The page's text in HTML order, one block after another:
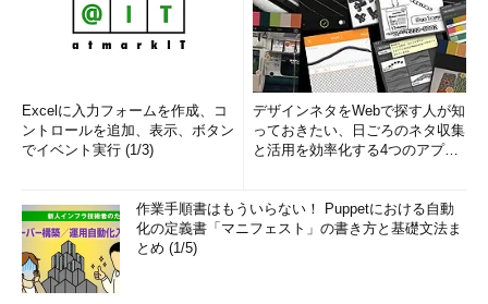
Excelに入力フォームを作成、コ
ントロールを追加、表示、ボタン
でイベント実行 (1/3)
デザインネタをWebで探す人が知
っておきたい、日ごろのネタ収集
と活用を効率化する4つのアプリ
作業手順書はもういらない！ Puppetにおける自動
化の定義書「マニフェスト」の書き方と基礎文法ま
とめ (1/5)